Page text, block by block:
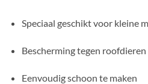
Speciaal geschikt voor kleine
Bescherming tegen roofdieren
Eenvoudig schoon te maken